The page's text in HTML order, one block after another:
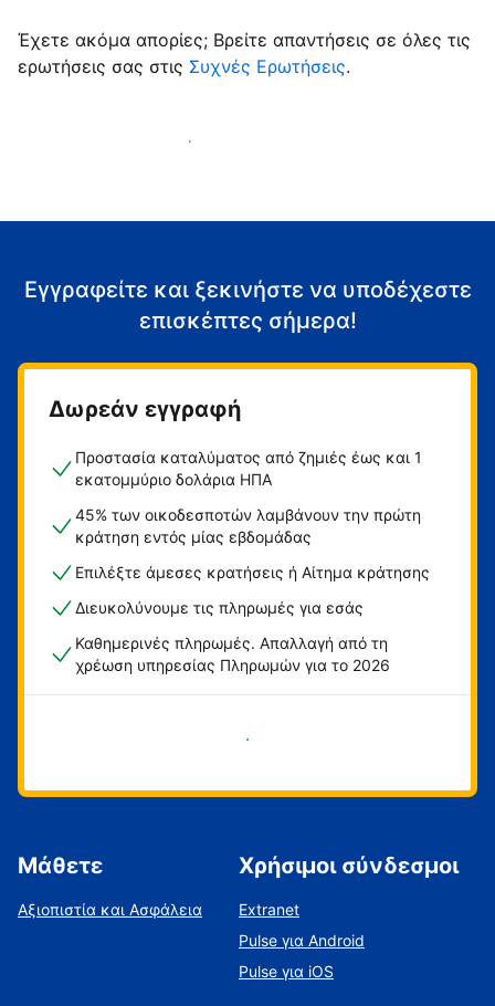
Έχετε ακόμα απορίες; Βρείτε απαντήσεις σε όλες τις
ερωτήσεις σας στις Συχνές Ερωτήσεις.
Αρχίστε να υποδέχεστε επισκέπτες
Εγγραφείτε και ξεκινήστε να υποδέχεστε
επισκέπτες σήμερα!
Δωρεάν εγγραφή
Προστασία καταλύματος από ζημιές έως και 1
εκατομμύριο δολάρια ΗΠΑ
45% των οικοδεσποτών λαμβάνουν την πρώτη
κράτηση εντός μίας εβδομάδας
Επιλέξτε άμεσες κρατήσεις ή Αίτημα κράτησης
Διευκολύνουμε τις πληρωμές για εσάς
Καθημερινές πληρωμές. Απαλλαγή από τη
χρέωση υπηρεσίας Πληρωμών για το 2026
Ξεκινήστε τώρα
Μάθετε
Αξιοπιστία και Ασφάλεια
Χρήσιμοι σύνδεσμοι
Extranet
Pulse για Android
Pulse για iOS